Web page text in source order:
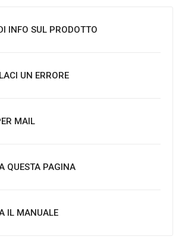
INFO SUL PRODOTTO
UN ERRORE
MAIL
QUESTA PAGINA
IL MANUALE